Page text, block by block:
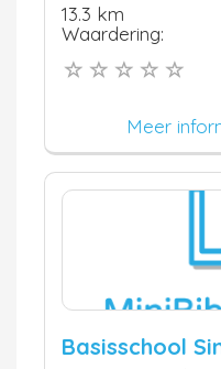
13.3 km
Waardering:
Meer
Basisschool